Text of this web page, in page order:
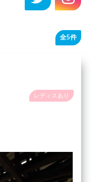
全5件
レディスあり